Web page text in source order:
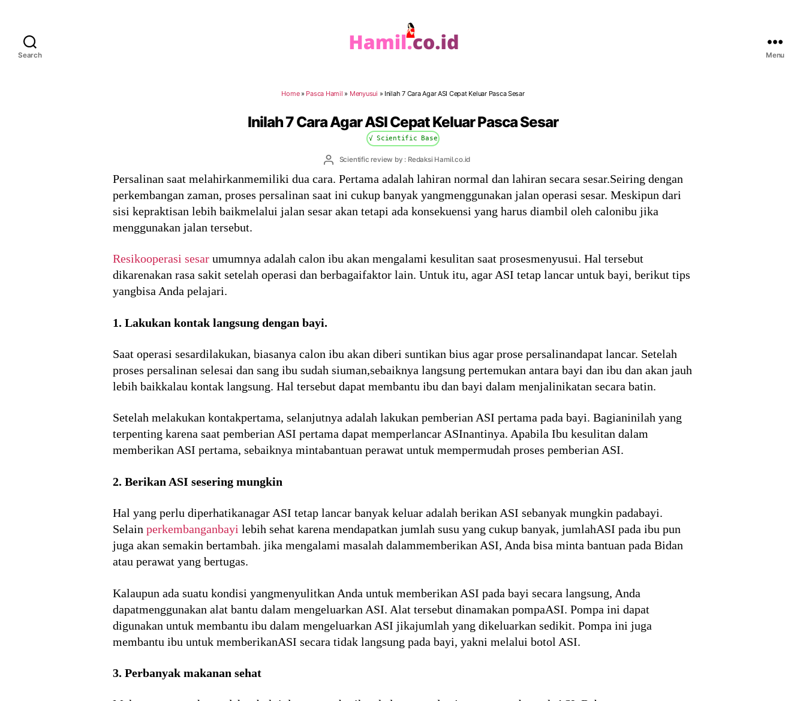
Search Menu
Home» Pasca Hamil » Menyusui » Inilah 7 Cara Agar ASI Cepat Keluar Pasca Sesar
Inilah 7 Cara Agar ASI Cepat Keluar Pasca Sesar
√ Scientific Base
PostScientific review by : Redaksi Hamil.co.id
Persalinan saat melahirkanmemiliki dua cara. Pertama adalah lahiran normal dan lahiran secara sesar.Seiring dengan
perkembangan zaman, proses persalinan saat ini cukup banyak yangmenggunakan jalan operasi sesar. Meskipun dari
sisi kepraktisan lebih baikmelalui jalan sesar akan tetapi ada konsekuensi yang harus diambil oleh calonibu jika
menggunakan jalan tersebut.
Resikooperasi sesar umumnya adalah calon ibu akan mengalami kesulitan saat prosesmenyusui. Hal tersebut
dikarenakan rasa sakit setelah operasi dan berbagaifaktor lain. Untuk itu, agar ASI tetap lancar untuk bayi, berikut tips
yangbisa Anda pelajari.
1. Lakukan kontak langsung dengan bayi.
Saat operasi sesardilakukan, biasanya calon ibu akan diberi suntikan bius agar prose persalinandapat lancar. Setelah
proses persalinan selesai dan sang ibu sudah siuman,sebaiknya langsung pertemukan antara bayi dan ibu dan akan jauh
lebih baikkalau kontak langsung. Hal tersebut dapat membantu ibu dan bayi dalam menjalinikatan secara batin.
Setelah melakukan kontakpertama, selanjutnya adalah lakukan pemberian ASI pertama pada bayi. Bagianinilah yang
terpenting karena saat pemberian ASI pertama dapat memperlancar ASInantinya. Apabila Ibu kesulitan dalam
memberikan ASI pertama, sebaiknya mintabantuan perawat untuk mempermudah proses pemberian ASI.
2. Berikan ASI sesering mungkin
Hal yang perlu diperhatikanagar ASI tetap lancar banyak keluar adalah berikan ASI sebanyak mungkin padabayi.
Selain perkembanganbayi lebih sehat karena mendapatkan jumlah susu yang cukup banyak, jumlahASI pada ibu pun
juga akan semakin bertambah. jika mengalami masalah dalammemberikan ASI, Anda bisa minta bantuan pada Bidan
atau perawat yang bertugas.
Kalaupun ada suatu kondisi yangmenyulitkan Anda untuk memberikan ASI pada bayi secara langsung, Anda
dapatmenggunakan alat bantu dalam mengeluarkan ASI. Alat tersebut dinamakan pompaASI. Pompa ini dapat
digunakan untuk membantu ibu dalam mengeluarkan ASI jikajumlah yang dikeluarkan sedikit. Pompa ini juga
membantu ibu untuk memberikanASI secara tidak langsung pada bayi, yakni melalui botol ASI.
3. Perbanyak makanan sehat